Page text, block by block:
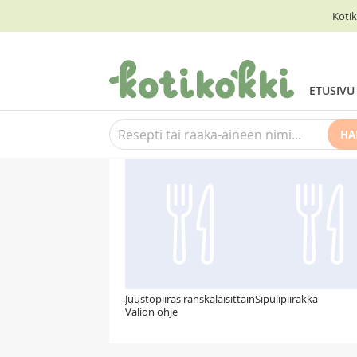
ETUSIVU
Suosittelemme myös
Juustopiiras ranskalaisittain
Valion ohje
Sipulipiirakka